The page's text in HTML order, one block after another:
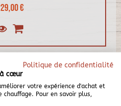
€
Politique de confidentialité
cœur
votre expérience d'achat et
Pour en savoir plus,